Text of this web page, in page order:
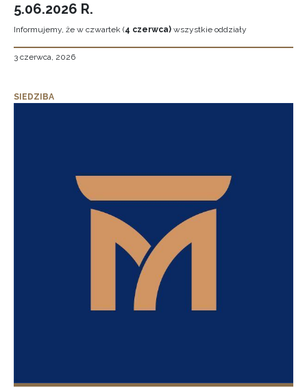
5.06.2026 R.
Informujemy, że w czwartek (4 czerwca) wszystkie oddziały
3 czerwca, 2026
SIEDZIBA